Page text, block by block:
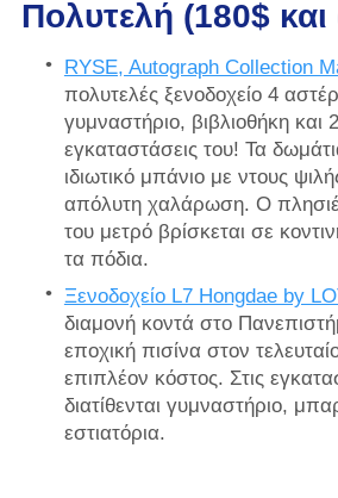
Πολυτελή (180$
RYSE, Autograph Collection
πολυτελές ξενοδοχείο 4
γυμναστήριο, βιβλιοθήκη και
εγκαταστάσεις του! Τα
ιδιωτικό μπάνιο με ντους
απόλυτη χαλάρωση. Ο
του μετρό βρίσκεται σε
τα πόδια.
Ξενοδοχείο L7 Hongdae by
διαμονή κοντά στο
εποχική πισίνα στον
επιπλέον κόστος. Στις
διατίθενται γυμναστήριο,
εστιατόρια.